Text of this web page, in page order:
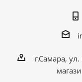
г.Самара,